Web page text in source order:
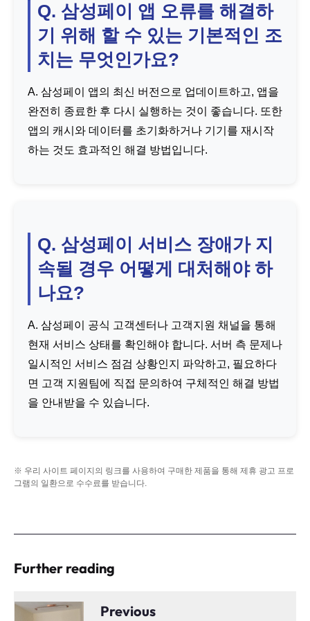
Q. 삼성페이 앱 오류를 해결하
기 위해 할 수 있는 기본적인 조
치는 무엇인가요?
A. 삼성페이 앱의 최신 버전으로 업데이트하고, 앱을
완전히 종료한 후 다시 실행하는 것이 좋습니다. 또한
앱의 캐시와 데이터를 초기화하거나 기기를 재시작
하는 것도 효과적인 해결 방법입니다.
Q. 삼성페이 서비스 장애가 지
속될 경우 어떻게 대처해야 하
나요?
A. 삼성페이 공식 고객센터나 고객지원 채널을 통해
현재 서비스 상태를 확인해야 합니다. 서버 측 문제나
일시적인 서비스 점검 상황인지 파악하고, 필요하다
면 고객 지원팀에 직접 문의하여 구체적인 해결 방법
을 안내받을 수 있습니다.
※ 우리 사이트 페이지의 링크를 사용하여 구매한 제품을 통해 제휴 광고 프로
그램의 일환으로 수수료를 받습니다.
Further reading
Previous